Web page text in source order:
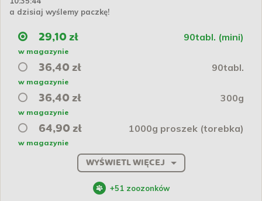
a dzisiaj wyślemy paczkę!
29,10 zł 90tabl. (mini)
w magazynie
36,40 zł 90tabl.
w magazynie
36,40 zł 300g
w magazynie
64,90 zł 1000g proszek (torebka)
w magazynie
WYŚWIETL WIĘCEJ
+51 zoozonków